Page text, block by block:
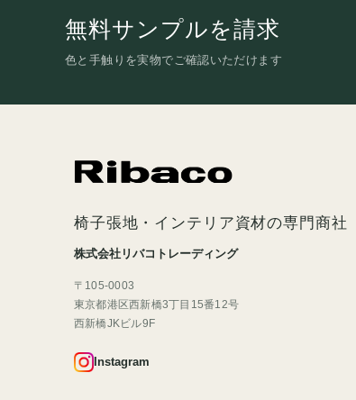
無料サンプルを請求
色と手触りを実物でご確認いただけます
椅子張地・インテリア資材の専門商社
株式会社リバコトレーディング
〒105-0003
東京都港区西新橋3丁目15番12号
西新橋JKビル9F
Instagram